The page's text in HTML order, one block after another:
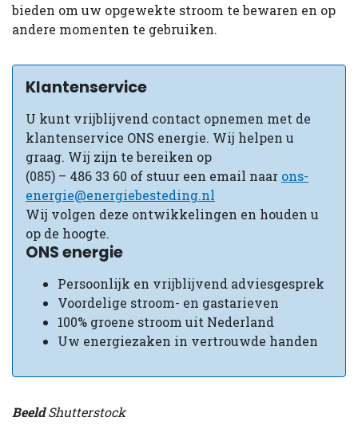
bieden om uw opgewekte stroom te bewaren en op
andere momenten te gebruiken.
Klantenservice
U kunt vrijblijvend contact opnemen met de
klantenservice ONS energie. Wij helpen u
graag. Wij zijn te bereiken op
(085) – 486 33 60 of stuur een email naar ons-
energie@energiebesteding.nl
Wij volgen deze ontwikkelingen en houden u
op de hoogte.
ONS energie
Persoonlijk en vrijblijvend adviesgesprek
Voordelige stroom- en gastarieven
100% groene stroom uit Nederland
Uw energiezaken in vertrouwde handen
BeeldShutterstock